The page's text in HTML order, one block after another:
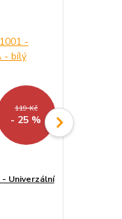
119 Kč
- 25 %
Univerzální